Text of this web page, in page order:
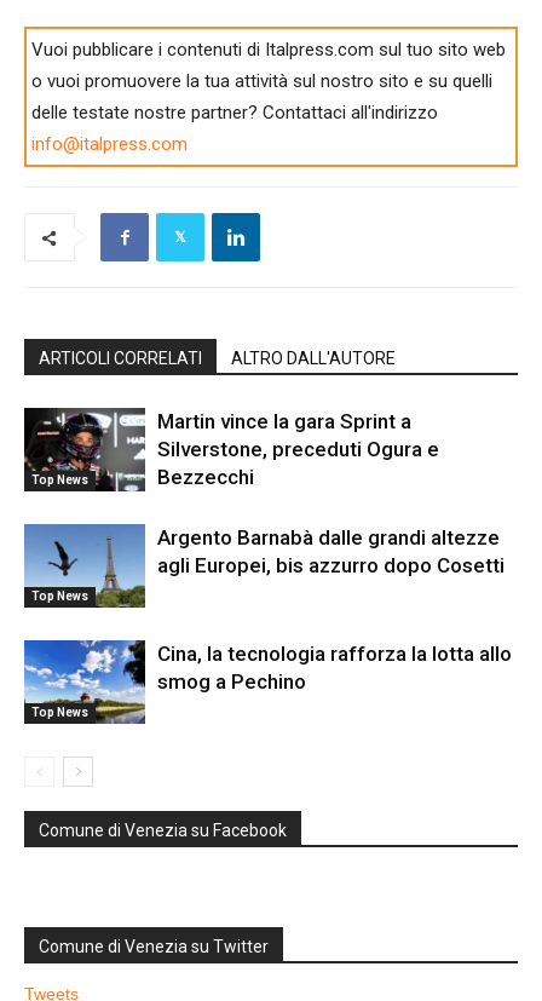
Vuoi pubblicare i contenuti di Italpress.com sul tuo sito web
o vuoi promuovere la tua attività sul nostro sito e su quelli
delle testate nostre partner? Contattaci all'indirizzo
info@italpress.com
ARTICOLI CORRELATI ALTRO DALL'AUTORE
Top News
Martin vince la gara Sprint a
Silverstone, preceduti Ogura e
Bezzecchi
Top News
Argento Barnabà dalle grandi altezze
agli Europei, bis azzurro dopo Cosetti
Top News
Cina, la tecnologia rafforza la lotta allo
smog a Pechino
Comune di Venezia su Facebook
Comune di Venezia su Twitter
Tweets